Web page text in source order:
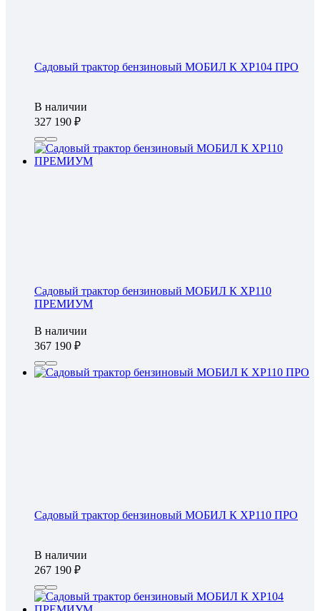
Садовый трактор бензиновый МОБИЛ К XP104 ПРО
В наличии
327 190
Садовый трактор бензиновый МОБИЛ К XP110
ПРЕМИУМ
В наличии
367 190
Садовый трактор бензиновый МОБИЛ К XP110 ПРО
В наличии
267 190